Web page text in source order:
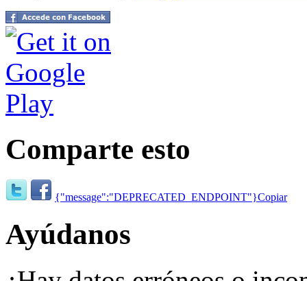
Comparte esto
{"message":"DEPRECATED_ENDPOINT"}Copiar
Ayúdanos